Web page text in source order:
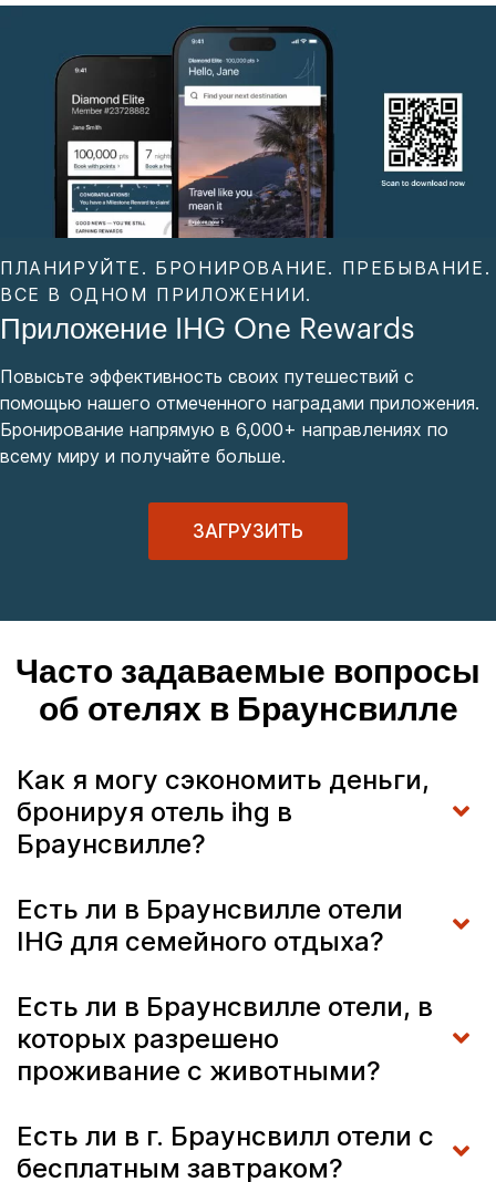
ПЛАНИРУЙТЕ. БРОНИРОВАНИЕ. ПРЕБЫВАНИЕ.
ВСЕ В ОДНОМ ПРИЛОЖЕНИИ.
Приложение IHG One Rewards
Повысьте эффективность своих путешествий с
помощью нашего отмеченного наградами приложения.
Бронирование напрямую в 6,000+ направлениях по
всему миру и получайте больше.
ЗАГРУЗИТЬ
Часто задаваемые вопросы
об отелях в Браунсвилле
Как я могу сэкономить деньги,
бронируя отель ihg в
Браунсвилле?
Есть ли в Браунсвилле отели
IHG для семейного отдыха?
Есть ли в Браунсвилле отели, в
которых разрешено
проживание с животными?
Есть ли в г. Браунсвилл отели с
бесплатным завтраком?